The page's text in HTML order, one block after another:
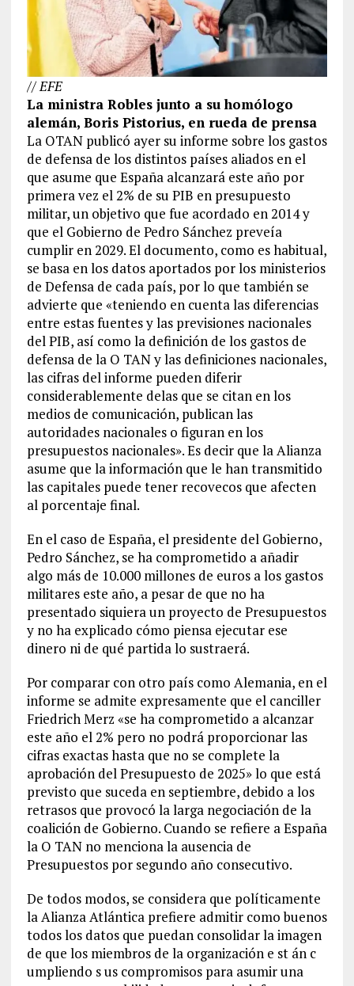
// EFE
La ministra Robles junto a su homólogo
alemán, Boris Pistorius, en rueda de prensa
La OTAN publicó ayer su informe sobre los gastos
de defensa de los distintos países aliados en el
que asume que España alcanzará este año por
primera vez el 2% de su PIB en presupuesto
militar, un objetivo que fue acordado en 2014 y
que el Gobierno de Pedro Sánchez preveía
cumplir en 2029. El documento, como es habitual,
se basa en los datos aportados por los ministerios
de Defensa de cada país, por lo que también se
advierte que «teniendo en cuenta las diferencias
entre estas fuentes y las previsiones nacionales
del PIB, así como la definición de los gastos de
defensa de la O TAN y las definiciones nacionales,
las cifras del informe pueden diferir
considerablemente delas que se citan en los
medios de comunicación, publican las
autoridades nacionales o figuran en los
presupuestos nacionales». Es decir que la Alianza
asume que la información que le han transmitido
las capitales puede tener recovecos que afecten
al porcentaje final.
En el caso de España, el presidente del Gobierno,
Pedro Sánchez, se ha comprometido a añadir
algo más de 10.000 millones de euros a los gastos
militares este año, a pesar de que no ha
presentado siquiera un proyecto de Presupuestos
y no ha explicado cómo piensa ejecutar ese
dinero ni de qué partida lo sustraerá.
Por comparar con otro país como Alemania, en el
informe se admite expresamente que el canciller
Friedrich Merz «se ha comprometido a alcanzar
este año el 2% pero no podrá proporcionar las
cifras exactas hasta que no se complete la
aprobación del Presupuesto de 2025» lo que está
previsto que suceda en septiembre, debido a los
retrasos que provocó la larga negociación de la
coalición de Gobierno. Cuando se refiere a España
la O TAN no menciona la ausencia de
Presupuestos por segundo año consecutivo.
De todos modos, se considera que políticamente
la Alianza Atlántica prefiere admitir como buenos
todos los datos que puedan consolidar la imagen
de que los miembros de la organización e st án c
umpliendo s us compromisos para asumir una